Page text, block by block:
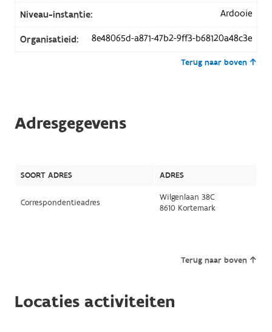
Niveau-instantie: Ardooie
Organisatieid: 8e48065d-a871-47b2-9ff3-b68120a48c3e
Terug naar boven
Adresgegevens
SOORT ADRES ADRES
Correspondentieadres
Wilgenlaan 38C
8610 Kortemark
Terug naar boven
Locaties activiteiten